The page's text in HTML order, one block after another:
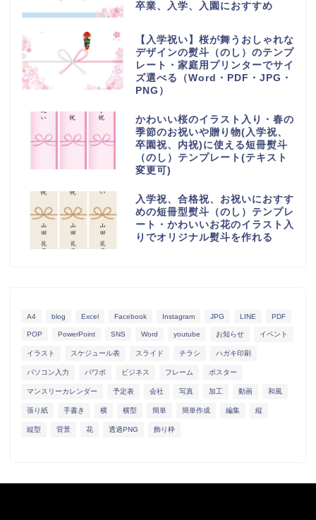
卒業、入学、入園におすすめ
【入学祝い】桜が舞うおしゃれな
デザインの熨斗（のし）のテンプ
レート・家庭用プリンターでサイ
ズ選べる（Word・PDF・JPG・
PNG）
かわいい桜のイラスト入り・春の
季節のお祝いや贈り物(入学祝、
卒園祝、内祝)に使える短冊熨斗
（のし）テンプレート(テキスト
変更可)
入学祝、合格祝、お祝いにおすす
めの短冊型熨斗（のし）テンプレ
ート・かわいいお花のイラスト入
りでオリジナル熨斗を作れる
A4 blog Excel Facebook Instagram JPG LINE PDF
POP PowerPoint SNS Word youtube お知らせ イベント
イラスト スケジュール表 スライド チラシ ハガキ印刷
パソコン入力 パワポ ビジネス フレーム ポスター
マンスリーカレンダー 予定表 会社 写真 加工 動画 和風
張り紙 手書き 横 横型 簡単 簡単作成 編集 縦
縦型 背景 花 透過PNG 飾り枠